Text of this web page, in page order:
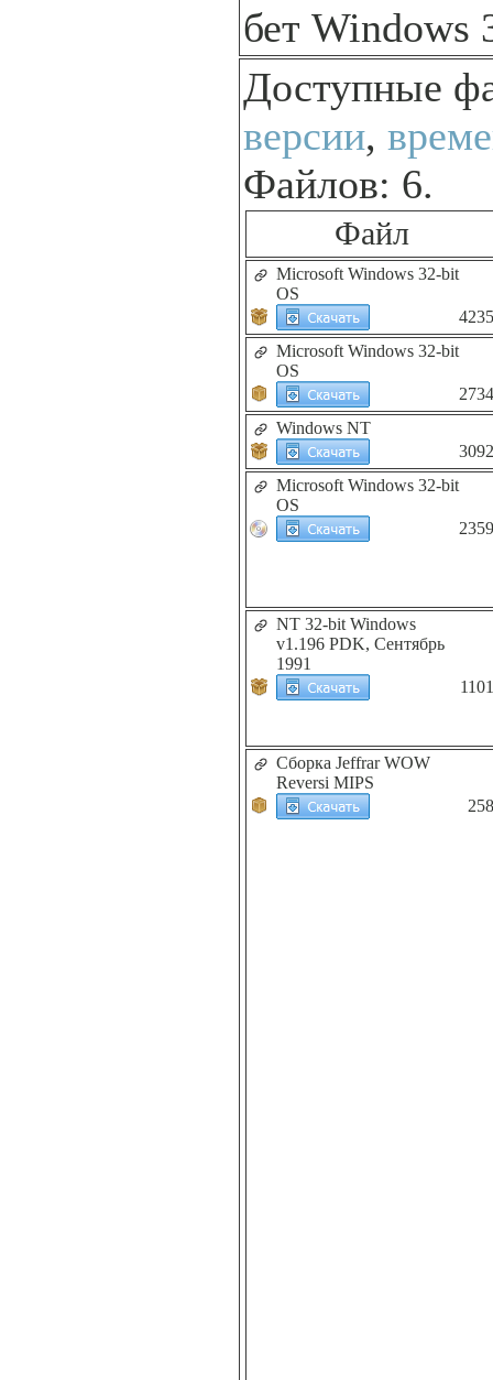
бет Windows
Доступные
версии,
Файлов: 6.
Файл
Microsoft Windows 32-bit
OS
4235
Microsoft Windows 32-bit
OS
2734
Windows NT
3092
Microsoft Windows 32-bit
OS
2359
NT 32-bit Windows
v1.196 PDK, Сентябрь
1991
1101
Сборка Jeffrar WOW
Reversi MIPS
258